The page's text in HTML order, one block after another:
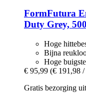
FormFutura
Duty Grey,
Hoge
Bijna
Hoge
€ 95,99 (€ 191,98
Gratis bezorging